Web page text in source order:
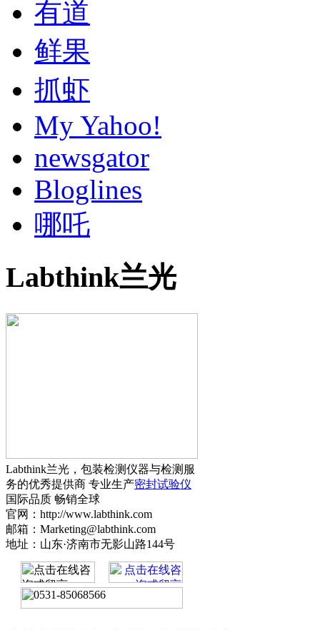
有道
鲜果
抓虾
My Yahoo!
newsgator
Bloglines
哪吒
Labthink兰光
Labthink兰光，包装检测仪器与检测服
务的优秀提供商 专业生产密封试验仪
国际品质 畅销全球
官网：http://www.labthink.com
邮箱：Marketing@labthink.com
地址：山东·济南市无影山路144号